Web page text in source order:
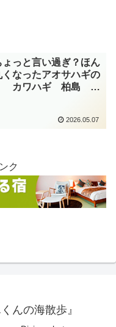
ょっと言い過ぎ？ほん
なったアオサハギの
カワハギ 柏島
2026.05.07
ク
んの海散歩』